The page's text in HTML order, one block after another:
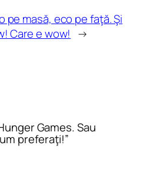
pe masă, eco pe faţă. Şi
Care e wow! →
Games. Sau
preferaţi!”